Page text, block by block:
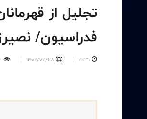
تجلیل از
فدراسیون/
21:31
1402/02/28